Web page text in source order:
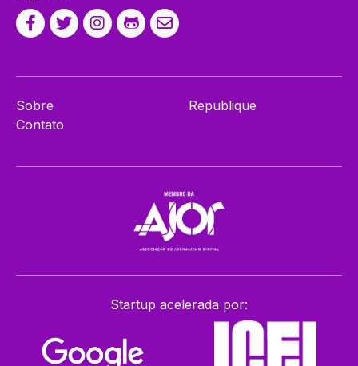
Sobre
Contato
Republique
Startup acelerada por: